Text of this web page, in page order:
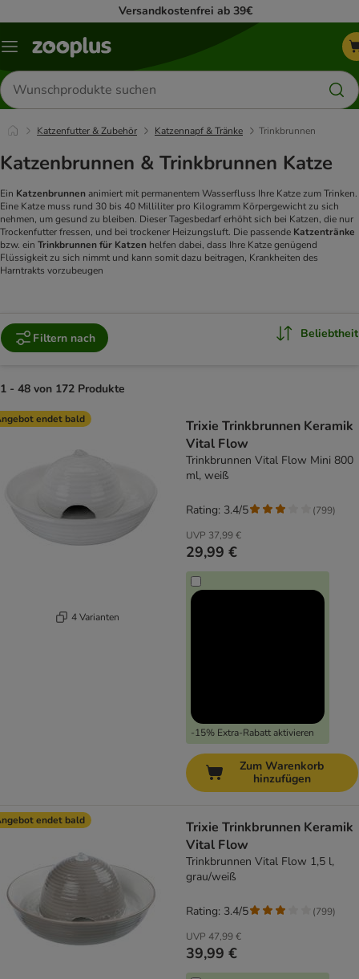
Versandkostenfrei ab 39€
Menü
Produkte
suchen
Katzenfutter & Zubehör Katzennapf & Tränke Trinkbrunnen
Katzenbrunnen & Trinkbrunnen Katze
Ein Katzenbrunnenanimiert mit permanentem Wasserfluss Ihre Katze zum Trinken.
Eine Katze muss rund 30 bis 40 Milliliter pro Kilogramm Körpergewicht zu sich
nehmen, um gesund zu bleiben. Dieser Tagesbedarf erhöht sich bei Katzen, die nur
Trockenfutter fressen, und bei trockener Heizungsluft. Die passende Katzentränke
bzw. ein Trinkbrunnen für Katzen helfen dabei, dass Ihre Katze genügend
Flüssigkeit zu sich nimmt und kann somit dazu beitragen, Krankheiten des
Harntrakts vorzubeugen
Filtern nach Beliebtheit
1 - 48 von 172 Produkte
product items have been changed
endet bald
4 Varianten
Trixie Trinkbrunnen Keramik
Vital Flow
Trinkbrunnen Vital Flow Mini 800
ml, weiß
UVP 37,99 €
29,99 €
-15% Extra-Rabatt aktivieren
Rating: 3.4/5 (799)
Zum Warenkorb
hinzufügen
endet bald
Trixie Trinkbrunnen Keramik
Vital Flow
Trinkbrunnen Vital Flow 1,5 l,
grau/weiß
UVP 47,99 €
39,99 €
Rating: 3.4/5 (799)